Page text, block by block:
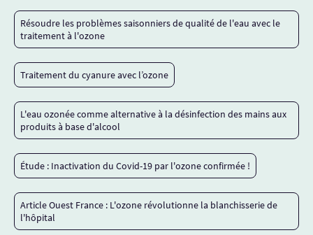
Résoudre les problèmes saisonniers de qualité de l'eau avec le
traitement à l'ozone
Traitement du cyanure avec l’ozone
L'eau ozonée comme alternative à la désinfection des mains aux
produits à base d'alcool
Étude : Inactivation du Covid-19 par l'ozone confirmée !
Article Ouest France : L'ozone révolutionne la blanchisserie de
l'hôpital